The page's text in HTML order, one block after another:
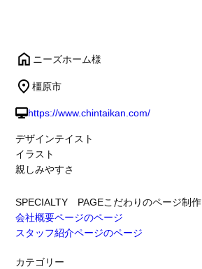
ニーズホーム様
橿原市
https://www.chintaikan.com/
デザインテイスト
イラスト
親しみやすさ
SPECIALTY PAGEこだわりのページ制作
会社概要ページのページ
スタッフ紹介ページのページ
カテゴリー